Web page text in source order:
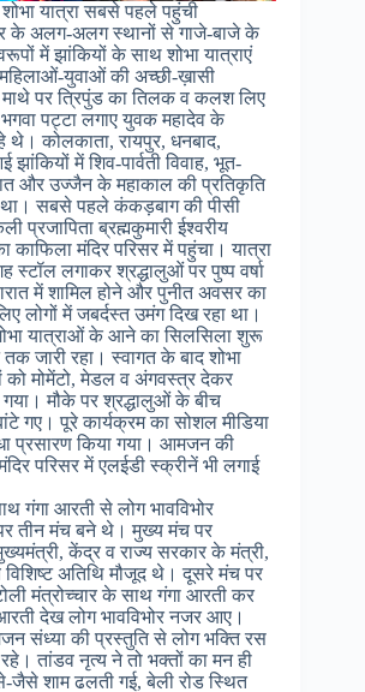
शोभा यात्रा सबसे पहले पहुंची
के अलग-अलग स्थानों से गाजे-बाजे के
में झांकियों के साथ शोभा यात्राएं
युवाओं की अच्छी-ख़ासी
माथे पर त्रिपुंड का तिलक व कलश लिए
पट्टा लगाए युवक महादेव के
थे। कोलकाता, रायपुर, धनबाद,
झांकियों में शिव-पार्वती विवाह, भूत-
और उज्जैन के महाकाल की प्रतिकृति
था। सबसे पहले कंकड़बाग की पीसी
प्रजापिता ब्रह्मकुमारी ईश्वरीय
काफिला मंदिर परिसर में पहुंचा। यात्रा
स्टॉल लगाकर श्रद्धालुओं पर पुष्प वर्षा
में शामिल होने और पुनीत अवसर का
लोगों में जबर्दस्त उमंग दिख रहा था।
यात्राओं के आने का सिलसिला शुरू
जारी रहा। स्वागत के बाद शोभा
को मोमेंटो, मेडल व अंगवस्त्र देकर
गया। मौके पर श्रद्धालुओं के बीच
गए। पूरे कार्यक्रम का सोशल मीडिया
प्रसारण किया गया। आमजन की
परिसर में एलईडी स्क्रीनें भी लगाई
गंगा आरती से लोग भावविभोर
तीन मंच बने थे। मुख्य मंच पर
केंद्र व राज्य सरकार के मंत्री,
विशिष्ट अतिथि मौजूद थे। दूसरे मंच पर
मंत्रोच्चार के साथ गंगा आरती कर
देख लोग भावविभोर नजर आए।
संध्या की प्रस्तुति से लोग भक्ति रस
तांडव नृत्य ने तो भक्तों का मन ही
जैसे शाम ढलती गई, बेली रोड स्थित